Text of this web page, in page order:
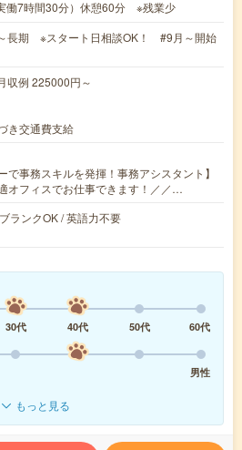
働7時間30分）休憩60分 ※残業少
長期 ※スタート日相談OK！ #9月～開始
例 225000円～
き交通費支給
で事務スキルを発揮！事務アシスタント】
オフィスでお仕事できます！／／…
ランクOK / 英語力不要
30代 40代 50代
60代
男性
もっと見る